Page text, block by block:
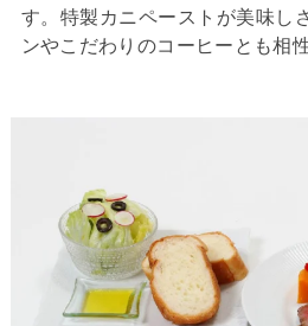
す。特製カニペーストが美味し
ンやこだわりのコーヒーとも相